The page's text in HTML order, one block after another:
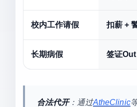
校内工作请假 扣薪 +
长期病假 签证
合法代开：通过AtheClinic